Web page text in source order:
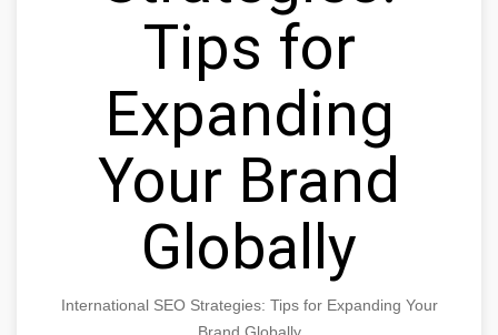
Tips for
Expanding
Your Brand
Globally
International SEO Strategies: Tips for Expanding Your
Brand Globally